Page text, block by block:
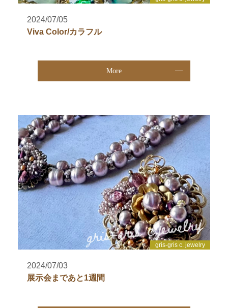
2024/07/05
Viva Color/カラフル
More
gris-gris c. jewelry
2024/07/03
展示会まであと1週間